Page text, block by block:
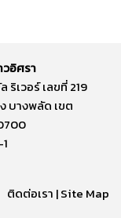
อิศรา
ริเวอร์ เลขที่ 219
บางพลัด เขต
ติดต่อเรา |Site Map